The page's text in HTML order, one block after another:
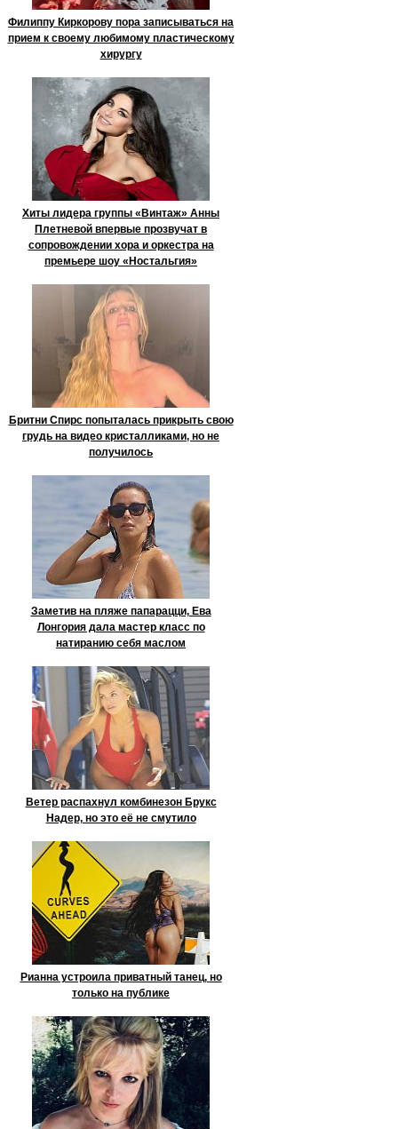
Филиппу Киркорову пора записываться на
прием к своему любимому пластическому
хирургу
Хиты лидера группы «Винтаж» Анны
Плетневой впервые прозвучат в
сопровождении хора и оркестра на
премьере шоу «Ностальгия»
Бритни Спирс попыталась прикрыть свою
грудь на видео кристалликами, но не
получилось
Заметив на пляже папарацци, Ева
Лонгория дала мастер класс по
натиранию себя маслом
Ветер распахнул комбинезон Брукс
Надер, но это её не смутило
Рианна устроила приватный танец, но
только на публике